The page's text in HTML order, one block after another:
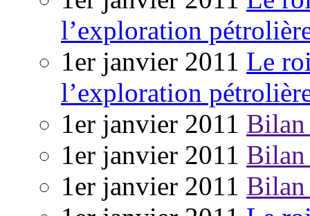
l’exploration
1er janvier 2011 Le
l’exploration
1er janvier 2011 Bilan
1er janvier 2011 Bilan
1er janvier 2011 Bilan